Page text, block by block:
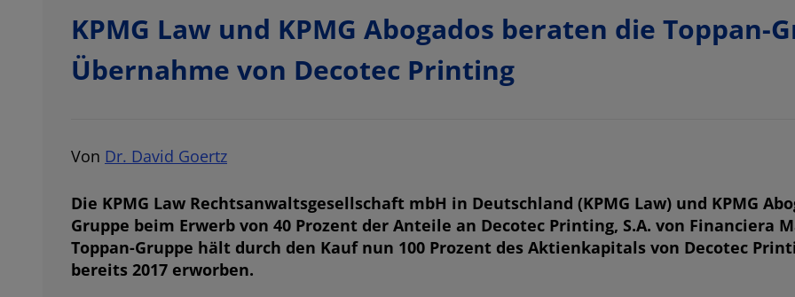
KPMG Law und KPMG Abogados beraten die Toppan-
Übernahme von Decotec Printing
Von Dr. David Goertz
Die KPMG Law Rechtsanwaltsgesellschaft mbH in Deutschland (KPMG Law) und KPMG
Gruppe beim Erwerb von 40 Prozent der Anteile an Decotec Printing, S.A. von Financiera
Toppan-Gruppe hält durch den Kauf nun 100 Prozent des Aktienkapitals von Decotec
bereits 2017 erworben.